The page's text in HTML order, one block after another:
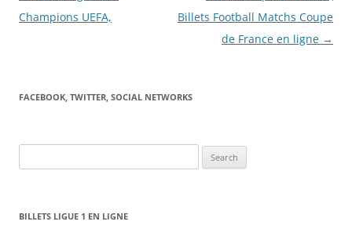
navigation
Champions UEFA,
Billets Football Matchs Coupe
de France en ligne →
FACEBOOK, TWITTER, SOCIAL NETWORKS
for:
BILLETS LIGUE 1 EN LIGNE